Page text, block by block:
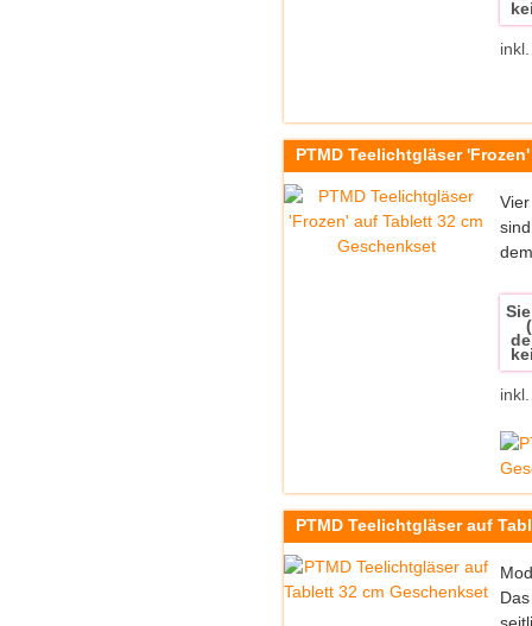
PTMD Teelichtgläser
PTMD Teelichtgläser auf